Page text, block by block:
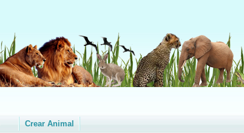
Crear Animal